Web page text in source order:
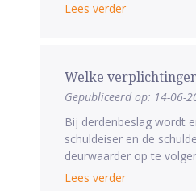
Lees verder
Welke
Gepubliceerd op: 14-06-
Bij derdenbeslag wordt
schuldeiser en de
deurwaarder op te
Lees verder